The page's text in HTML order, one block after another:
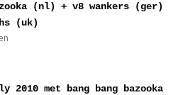
(nl) + v8 wankers (ger)
(uk)
2010 met bang bang bazooka